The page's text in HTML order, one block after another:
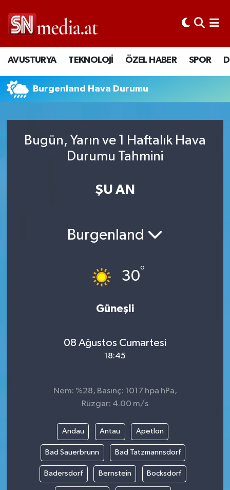
AVUSTURYA TEKNOLOJİ ÖZEL HABER SPOR
Burgenland Hava Durumu
Bugün, Yarın ve 1 Haftalık Hava
Durumu Tahmini
ŞU AN
Burgenland
30°
Güneşli
08 Ağustos Cumartesi
18:45
Nem: %28, Basınç: 1017 hpa hPa,
Rüzgar: 4.00 m/s
Andau Antau Apetlon
Bad Sauerbrunn Bad Tatzmannsdorf
Badersdorf Bernstein Bocksdorf